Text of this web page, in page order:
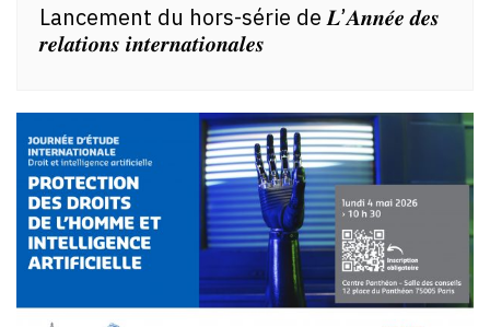
Lancement du hors-série de 𝑳’𝑨𝒏𝒏𝒆́𝒆 𝒅𝒆𝒔
𝒓𝒆𝒍𝒂𝒕𝒊𝒐𝒏𝒔 𝒊𝒏𝒕𝒆𝒓𝒏𝒂𝒕𝒊𝒐𝒏𝒂𝒍𝒆𝒔